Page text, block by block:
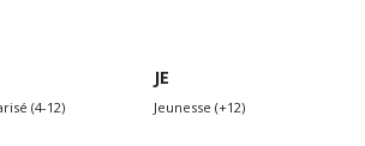
(4-12)
JE
Jeunesse (+12)